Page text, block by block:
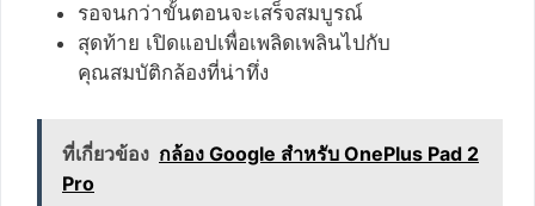
รอจนกว่าขั้นตอนจะเสร็จสมบูรณ์
สุดท้าย เปิดแอปเพื่อเพลิดเพลินไปกับ
คุณสมบัติกล้องที่น่าทึ่ง
ที่เกี่ยวข้อง กล้อง Google สำหรับ OnePlus Pad 2
Pro